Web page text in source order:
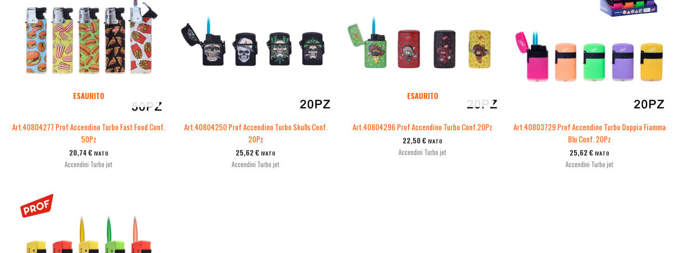
ESAURITO
Art.40804277 Prof Accendino Turbo Fast Food Conf.
50Pz
20,74 € IVATO
Accendini Turbo jet
Art.40804250 Prof Accendino Turbo Skulls Conf.
20Pz
25,62 € IVATO
Accendini Turbo jet
ESAURITO
Art.40804296 Prof Accendino Turbo Conf.20Pz
22,50 € IVATO
Accendini Turbo jet
Art.40803729 Prof Accendino Turbo Doppia Fiamma
Blu Conf. 20Pz
25,62 € IVATO
Accendini Turbo jet